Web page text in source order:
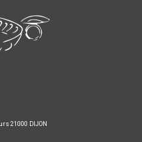
21000 DIJON